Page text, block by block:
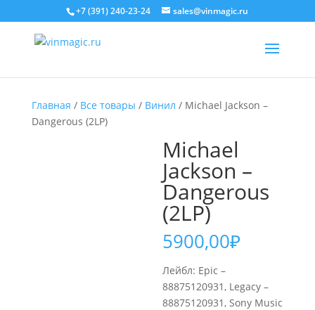
+7 (391) 240-23-24 sales@vinmagic.ru
Главная / Все товары / Винил / Michael Jackson –
Dangerous (2LP)
Michael
Jackson –
Dangerous
(2LP)
5900,00₽
Лейбл: Epic –
88875120931, Legacy –
88875120931, Sony Music